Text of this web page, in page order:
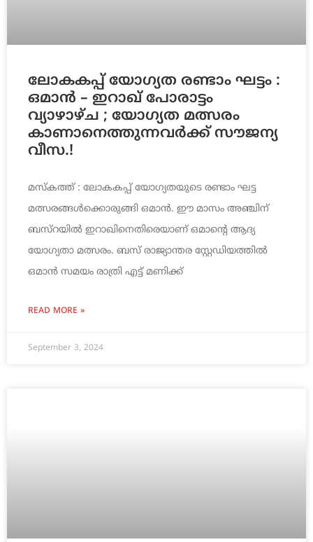
ലോകകപ്പ് യോഗ്യത രണ്ടാം ഘട്ടം :
ഒമാന്‍ – ഇറാഖ് പോരാട്ടം
വ്യാഴാഴ്ച ; യോഗ്യത മത്സരം
കാണാനെത്തുന്നവർക്ക് സൗജന്യ
വീസ.!
മസ്കത്ത് : ലോകകപ്പ് യോഗ്യതയുടെ രണ്ടാം ഘട്ട
മത്സരങ്ങൾക്കൊരുങ്ങി ഒമാൻ. ഈ മാസം അഞ്ചിന്
ബസ്റയിൽ ഇറാഖിനെതിരെയാണ് ഒമാന്റെ ആദ്യ
യോഗ്യതാ മത്സരം. ബസ് രാജ്യാന്തര സ്റ്റേഡിയത്തിൽ
ഒമാൻ സമയം രാത്രി എട്ട് മണിക്ക്
READ MORE »
September 3, 2024